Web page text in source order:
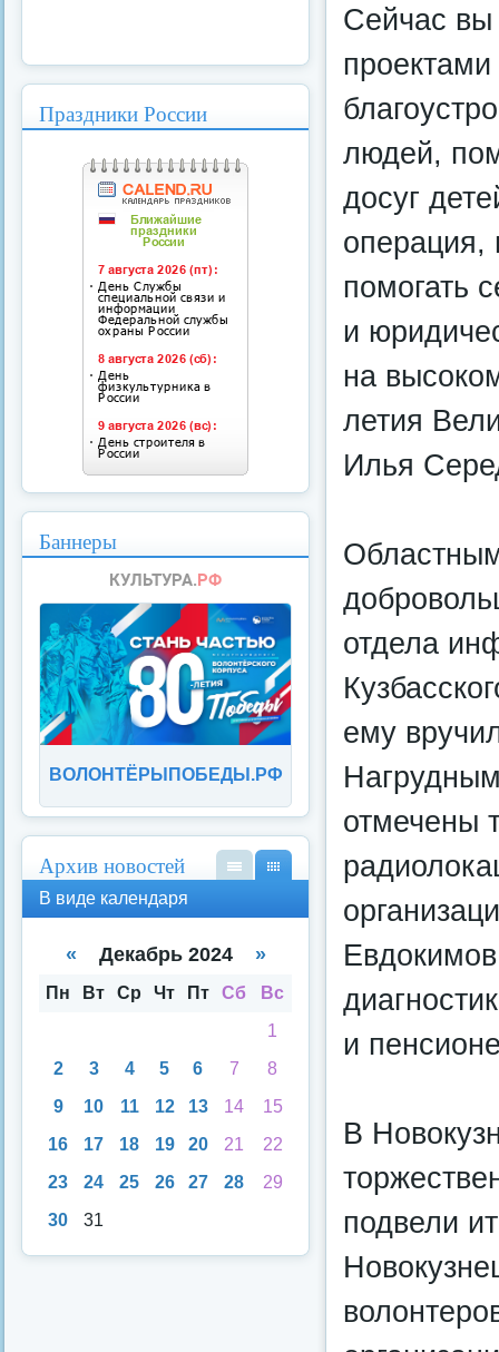
Сейчас
людей,
досуг
операция,
помогать
и
на
летия
Илья
отдела
ему
отмечены
и
В
подвели
Праздники России
Баннеры
ВОЛОНТЁРЫПОБЕДЫ.РФ
Архив новостей
кал
аря
спи
В виде календаря
« Декабрь 2024 »
Пн Вт Ср Чт Пт Сб
Вс
1
2
3 4 5 6 7
8
9
10 11 12 13 14
15
16
17 18 19 20 21
22
23
24 25 26 27 28
29
30
31